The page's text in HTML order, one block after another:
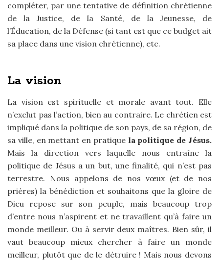
compléter, par une tentative de définition chrétienne
de la Justice, de la Santé, de la Jeunesse, de
l’Éducation, de la Défense (si tant est que ce budget ait
sa place dans une vision chrétienne), etc.
La vision
La vision est spirituelle et morale avant tout. Elle
n’exclut pas l’action, bien au contraire. Le chrétien est
impliqué dans la politique de son pays, de sa région, de
sa ville, en mettant en pratique la politique de Jésus.
Mais la direction vers laquelle nous entraîne la
politique de Jésus a un but, une finalité, qui n’est pas
terrestre. Nous appelons de nos vœux (et de nos
prières) la bénédiction et souhaitons que la gloire de
Dieu repose sur son peuple, mais beaucoup trop
d’entre nous n’aspirent et ne travaillent qu’à faire un
monde meilleur. Ou à servir deux maîtres. Bien sûr, il
vaut beaucoup mieux chercher à faire un monde
meilleur, plutôt que de le détruire ! Mais nous devons